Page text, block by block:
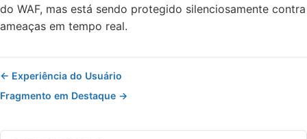
do WAF, mas está sendo protegido silenciosamente contra
ameaças em tempo real.
← Experiência do Usuário
Fragmento em Destaque →